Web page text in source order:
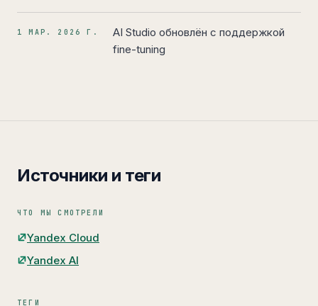
1 МАР. 2026 Г.
AI Studio обновлён с поддержкой
fine-tuning
Источники и теги
ЧТО МЫ СМОТРЕЛИ
Yandex Cloud
Yandex AI
ТЕГИ